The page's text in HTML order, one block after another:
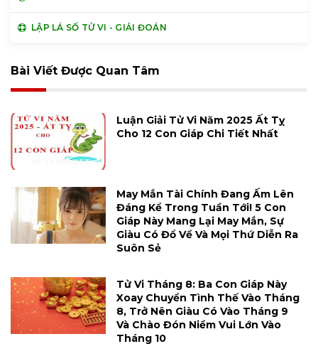
LẬP LÁ SỐ TỬ VI - GIẢI ĐOÁN
Bài Viết Được Quan Tâm
Luận Giải Tử Vi Năm 2025 Ất Tỵ
Cho 12 Con Giáp Chi Tiết Nhất
May Mắn Tài Chính Đang Ấm Lên
Đáng Kể Trong Tuần Tới! 5 Con
Giáp Này Mang Lại May Mắn, Sự
Giàu Có Đổ Về Và Mọi Thứ Diễn Ra
Suôn Sẻ
Tử Vi Tháng 8: Ba Con Giáp Này
Xoay Chuyển Tình Thế Vào Tháng
8, Trở Nên Giàu Có Vào Tháng 9
Và Chào Đón Niềm Vui Lớn Vào
Tháng 10